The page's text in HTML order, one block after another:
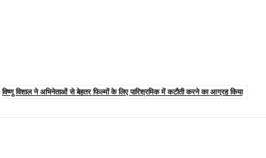
विष्णु विशाल ने अभिनेताओं से बेहतर फिल्मों के लिए पारिश्रमिक में कटौती करने का आग्रह किया